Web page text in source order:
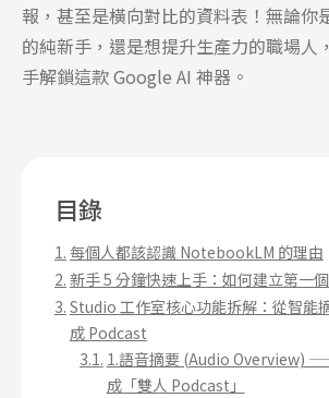
報，甚至是橫向對比的資料表！無論你
的純新手，還是想提升生產力的職場人
手解鎖這款 Google AI 神器。
目錄
每個人都該認識 NotebookLM 的理由
新手 5 分鐘快速上手：如何建立第一
Studio 工作室核心功能拆解：從智能
成 Podcast
1.語音摘要 (Audio Overview)
成「雙人 Podcast」